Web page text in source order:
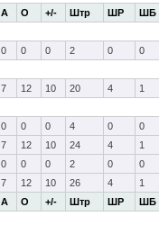
А О +/- Штр ШР ШБ
А О +/- Штр ШР ШБ
0 0 0 2 0
0
7 12 10 20 4
1
0 0 0 4 0
0
7 12 10 24 4
1
0 0 0 2 0
0
7 12 10 26 4 1